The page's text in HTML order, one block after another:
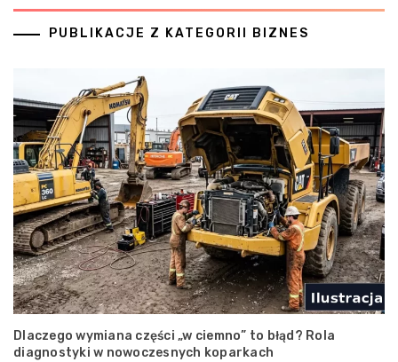
PUBLIKACJE Z KATEGORII BIZNES
Dlaczego wymiana części „w ciemno” to błąd? Rola
diagnostyki w nowoczesnych koparkach